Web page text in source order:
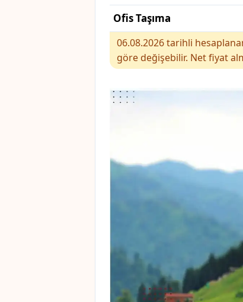
Ofis Taşıma
06.08.2026 tarihli
göre değişebilir. Net fiyat